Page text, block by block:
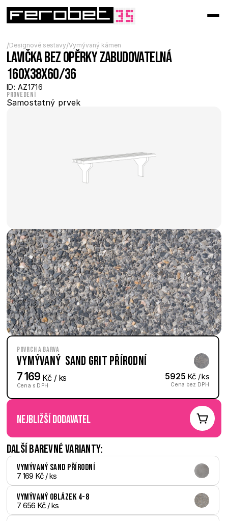
/Designové sestavy/Vymývaný kámen
Lavička bez opěrky zabudovatelná
160x38x60/36
ID: AZ1716
Provedení
Samostatný prvek
Povrch a barva
Vymývaný  Sand Grit přírodní
7 169 Kč / ks
Cena s DPH
5925 Kč / ks
Cena bez DPH
nejbližší dodavatel
Další barevné varianty:
Vymývaný Sand přírodní
7 169 Kč / ks
Vymývaný Oblázek 4-8
7 656 Kč / ks